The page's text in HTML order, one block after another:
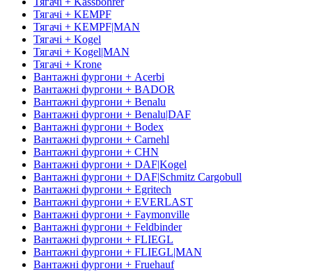
Тягачі + KEMPF
Тягачі + KEMPF|MAN
Тягачі + Kogel
Тягачі + Kogel|MAN
Тягачі + Krone
Вантажні фургони + Acerbi
Вантажні фургони + BADOR
Вантажні фургони + Benalu
Вантажні фургони + Benalu|DAF
Вантажні фургони + Bodex
Вантажні фургони + Carnehl
Вантажні фургони + CHN
Вантажні фургони + DAF|Kogel
Вантажні фургони + DAF|Schmitz Cargobull
Вантажні фургони + Egritech
Вантажні фургони + EVERLAST
Вантажні фургони + Faymonville
Вантажні фургони + Feldbinder
Вантажні фургони + FLIEGL
Вантажні фургони + FLIEGL|MAN
Вантажні фургони + Fruehauf